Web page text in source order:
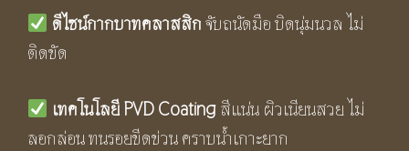
ดีไซน์กากบาทคลาสสิกจับถนัดมือ บิดนุ่มนวล ไม่
ติดขัด
เทคโนโลยี PVD Coatingสีแน่น ผิวเนียนสวย ไม่
ลอกล่อน ทนรอยขีดข่วน คราบน้ำเกาะยาก